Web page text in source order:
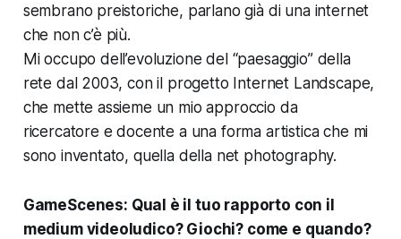
sembrano preistoriche, parlano già di una internet
che non c’è più.
Mi occupo dell’evoluzione del “paesaggio” della
rete dal 2003, con il progetto Internet Landscape,
che mette assieme un mio approccio da
ricercatore e docente a una forma artistica che mi
sono inventato, quella della net photography.
GameScenes: Qual è il tuo rapporto con il
medium videoludico? Giochi? come e quando?